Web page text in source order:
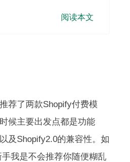
阅读本文
荐了两款Shopify付费模
候主要出发点都是功能
及Shopify2.0的兼容性。如
我是不会推荐你随便糊乱